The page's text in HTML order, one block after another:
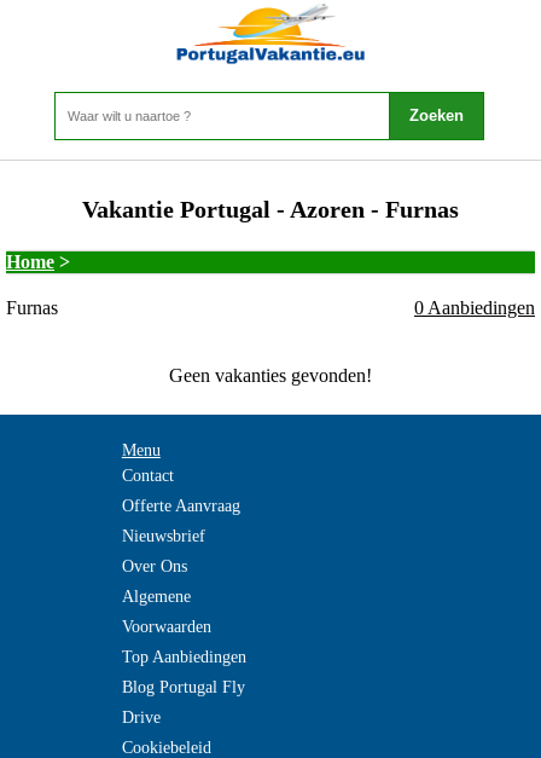
Vakantie Portugal - Azoren - Furnas
Home >
Furnas 0 Aanbiedingen
Geen vakanties gevonden!
Menu
Contact
Offerte Aanvraag
Nieuwsbrief
Over Ons
Algemene
Voorwaarden
Top Aanbiedingen
Blog Portugal Fly
Drive
Cookiebeleid